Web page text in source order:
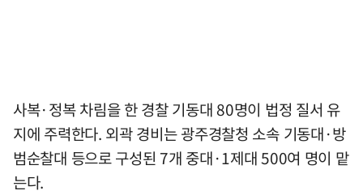
사복·정복 차림을 한 경찰 기동대 80명이 법정 질서 유
지에 주력한다. 외곽 경비는 광주경찰청 소속 기동대·방
범순찰대 등으로 구성된 7개 중대·1제대 500여 명이 맡
는다.